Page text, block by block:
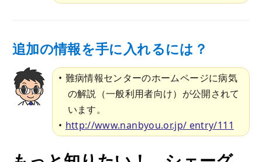
追加の情報を手に入れるには？
難病情報センターのホームページに病気
の解説（一般利用者向け）が公開されて
います。
http://www.nanbyou.or.jp/ entry/111